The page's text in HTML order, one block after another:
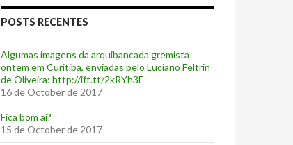
POSTS RECENTES
Algumas imagens da arquibancada gremista
ontem em Curitiba, enviadas pelo Luciano Feltrin
de Oliveira: http://ift.tt/2kRYh3E
16 de October de 2017
‪Fica bom aí?‬
15 de October de 2017